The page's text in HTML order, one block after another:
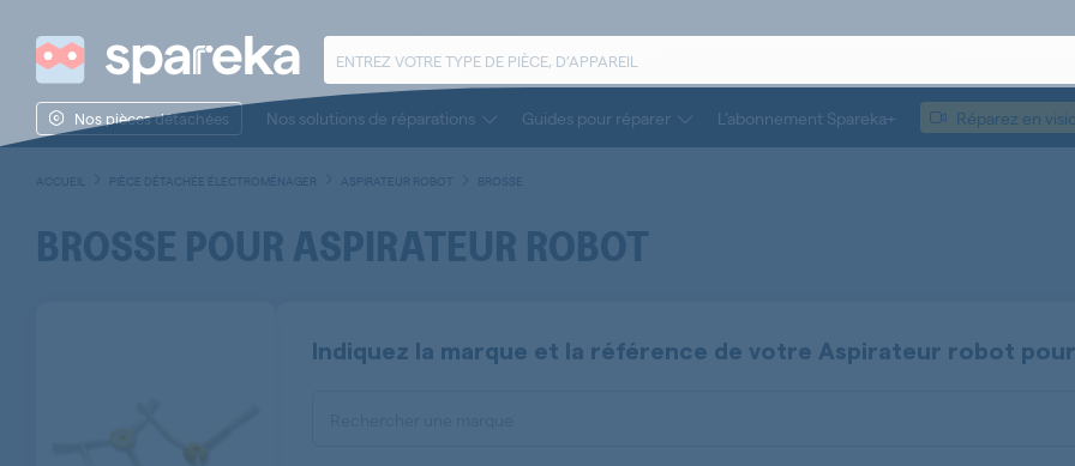
Nos pièces détachées Nos solutions de réparations Guides pour réparer L’abonnement Spareka+ Réparez en
ACCUEIL PIÈCE DÉTACHÉE ÉLECTROMÉNAGER ASPIRATEUR ROBOT BROSSE
BROSSE POUR ASPIRATEUR ROBOT
Indiquez la marque et la référence de votre Aspirateur robot